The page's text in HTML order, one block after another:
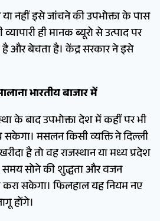
नहीं इसे जांचने की उपभोक्ता के पास
ही मानक ब्यूरो से उत्पाद पर
और बेचता है। केंद्र सरकार ने इसे
भारतीय बाजार में
के बाद उपभोक्ता देश में कहीं पर भी
सकेगा। मसलन किसी व्यक्ति ने दिल्ली
है तो वह राजस्थान या मध्य प्रदेश
सोने की शुद्धता और वजन
करा सकेगा। फिलहाल यह नियम नए
होंगे।